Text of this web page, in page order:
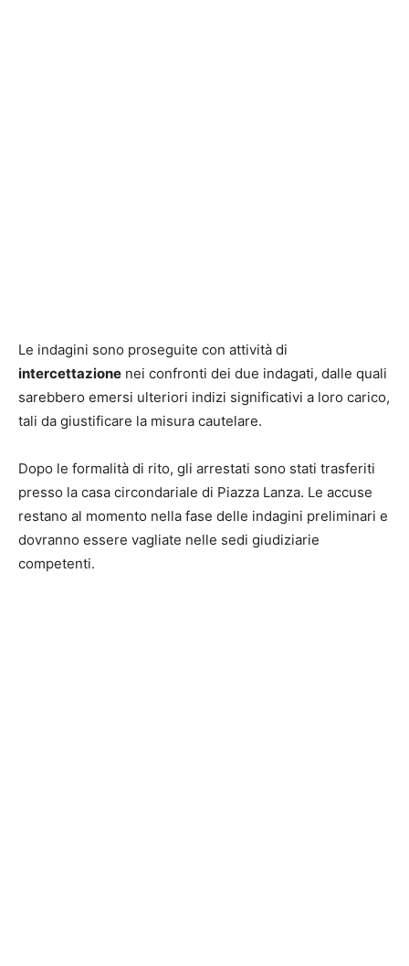
Le indagini sono proseguite con attività di
intercettazione nei confronti dei due indagati, dalle quali
sarebbero emersi ulteriori indizi significativi a loro carico,
tali da giustificare la misura cautelare.
Dopo le formalità di rito, gli arrestati sono stati trasferiti
presso la casa circondariale di Piazza Lanza. Le accuse
restano al momento nella fase delle indagini preliminari e
dovranno essere vagliate nelle sedi giudiziarie
competenti.